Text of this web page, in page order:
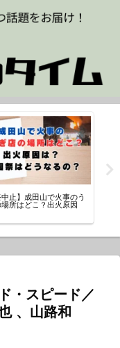
中止】成田山で火事のう
所はどこ？出火原因
・スピード／
、山路和